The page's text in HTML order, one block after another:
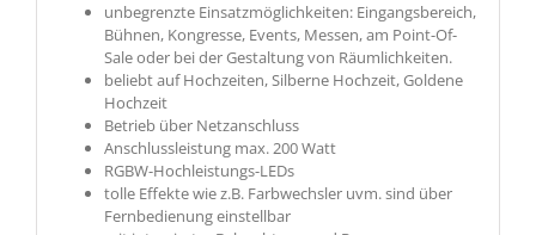
unbegrenzte Einsatzmöglichkeiten: Eingangsbereich,
Bühnen, Kongresse, Events, Messen, am Point-Of-
Sale oder bei der Gestaltung von Räumlichkeiten.
beliebt auf Hochzeiten, Silberne Hochzeit, Goldene
Hochzeit
Betrieb über Netzanschluss
Anschlussleistung max. 200 Watt
RGBW-Hochleistungs-LEDs
tolle Effekte wie z.B. Farbwechsler uvm. sind über
Fernbedienung einstellbar